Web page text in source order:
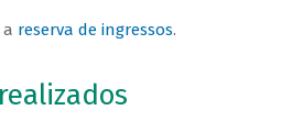
reserva de ingressos.